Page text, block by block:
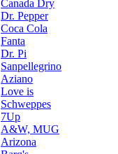
Canada Dry
Dr. Pepper
Coca Cola
Fanta
Dr. Pi
Sanpellegrino
Aziano
Love is
Schweppes
7Up
A&W, MUG
Arizona